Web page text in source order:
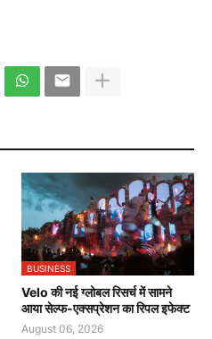
BUSINESS
Velo की नई ग्लोबल रिसर्च में सामने
आया सेल्फ-एक्सप्रेशन का रिपल इफेक्ट
August 06, 2026